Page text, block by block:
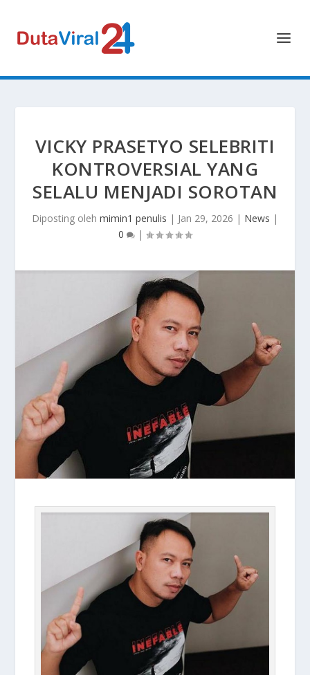
VICKY PRASETYO SELEBRITI
KONTROVERSIAL YANG
SELALU MENJADI SOROTAN
Diposting oleh mimin1 penulis | Jan 29, 2026 | News |
0
|